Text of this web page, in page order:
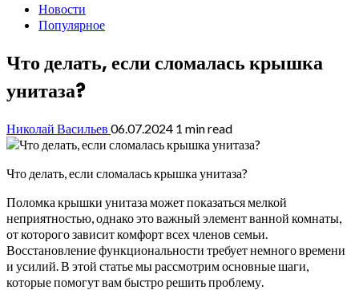
Новости
Популярное
Что делать, если сломалась крышка
унитаза?
Николай Васильев 06.07.2024 1 min read
Что делать, если сломалась крышка унитаза?
Поломка крышки унитаза может показаться мелкой
неприятностью, однако это важный элемент ванной комнаты,
от которого зависит комфорт всех членов семьи.
Восстановление функциональности требует немного времени
и усилий. В этой статье мы рассмотрим основные шаги,
которые помогут вам быстро решить проблему.